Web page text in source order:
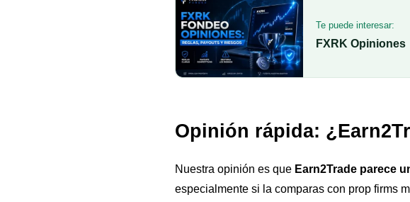
Te puede interesar:
FXRK Opiniones
Opinión rápida:
Nuestra opinión es que Earn2Trade parece
especialmente si la comparas con prop firms